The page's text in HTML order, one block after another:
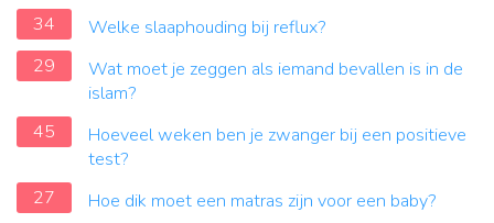
34
Welke slaaphouding bij reflux?
29
Wat moet je zeggen als iemand bevallen is in de
islam?
45
Hoeveel weken ben je zwanger bij een positieve
test?
27
Hoe dik moet een matras zijn voor een baby?